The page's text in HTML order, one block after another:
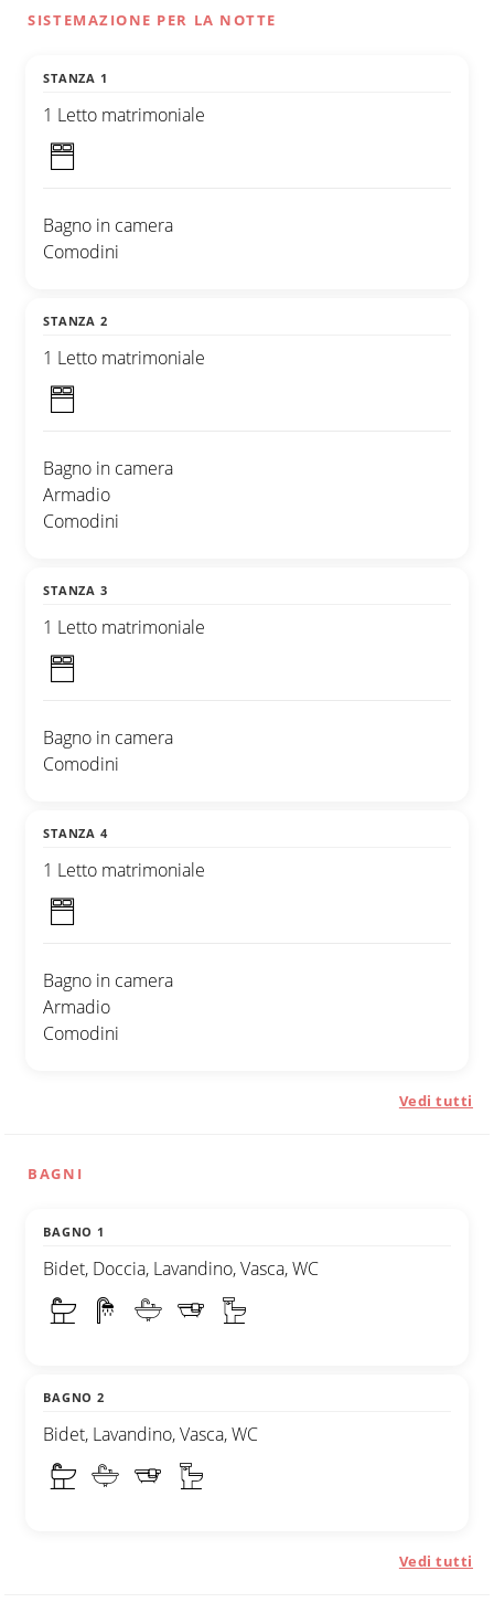
SISTEMAZIONE PER LA NOTTE
STANZA 1
1 Letto matrimoniale
Bagno in camera
Comodini
STANZA 2
1 Letto matrimoniale
Bagno in camera
Armadio
Comodini
STANZA 3
1 Letto matrimoniale
Bagno in camera
Comodini
STANZA 4
1 Letto matrimoniale
Bagno in camera
Armadio
Comodini
Vedi tutti
BAGNI
BAGNO 1
Bidet, Doccia, Lavandino, Vasca, WC
BAGNO 2
Bidet, Lavandino, Vasca, WC
Vedi tutti